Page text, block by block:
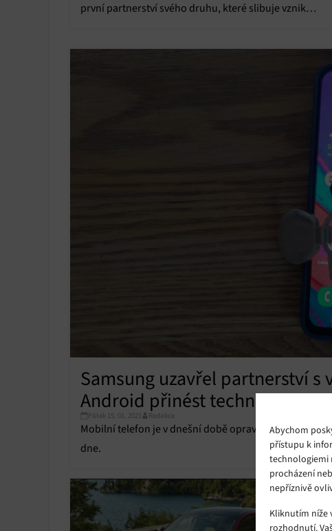
Abychom
přístupu k
technologiemi
procházení
nepříznivě
Kliknutím níže
rozhodnutí.
první partnerství svého druhu, které slibuje vznik
transformaci automobilového průmyslu.
Samsung uzavřel partnerství
Android přinést technologii
Pátek 15. 01. 2021 Redakce
Mobilní telefon je v dnešní době opravdu
dne.